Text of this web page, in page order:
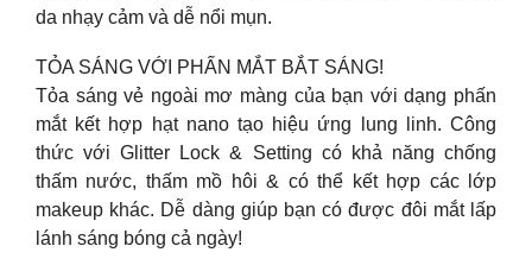
da nhạy cảm và dễ nổi mụn.
TỎA SÁNG VỚI PHẤN MẮT BẮT SÁNG!
Tỏa sáng vẻ ngoài mơ màng của bạn với dạng phấn
mắt kết hợp hạt nano tạo hiệu ứng lung linh. Công
thức với Glitter Lock & Setting có khả năng chống
thấm nước, thấm mồ hôi & có thể kết hợp các lớp
makeup khác. Dễ dàng giúp bạn có được đôi mắt lấp
lánh sáng bóng cả ngày!